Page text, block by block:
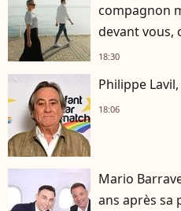
compagnon
devant vous,
18:30
Philippe
18:06
Mario
ans après sa